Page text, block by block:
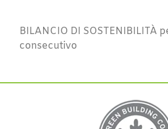
BILANCIO DI SOSTENIBILITÀ
consecutivo